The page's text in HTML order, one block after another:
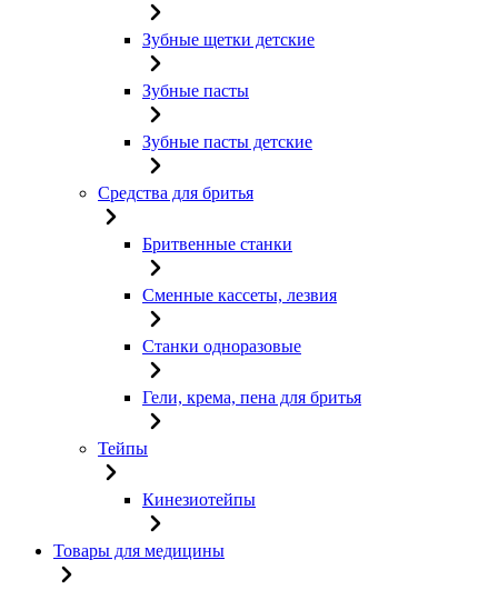
Зубные щетки детские
Зубные пасты
Зубные пасты детские
Средства для бритья
Бритвенные станки
Сменные кассеты, лезвия
Станки одноразовые
Гели, крема, пена для бритья
Тейпы
Кинезиотейпы
Товары для медицины